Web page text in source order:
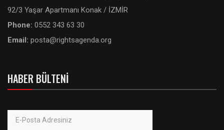
92/3 Yaşar Apartmanı Konak / İZMİR
Phone: 0552 343 63 30
Email: posta@rightsagenda.org
HABER BÜLTENI